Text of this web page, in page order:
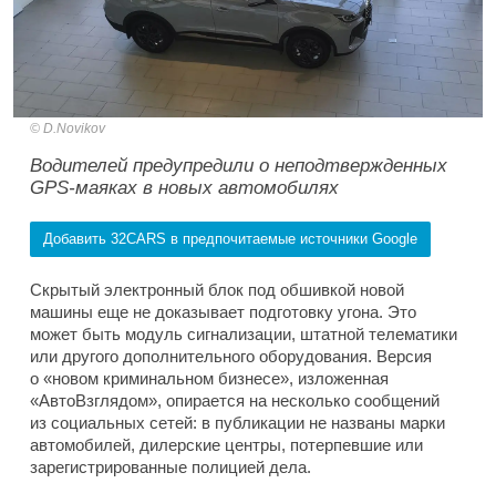
D.Novikov
Водителей предупредили о неподтвержденных
GPS-маяках в новых автомобилях
Добавить 32CARS в предпочитаемые источники Google
Скрытый электронный блок под обшивкой новой
машины еще не доказывает подготовку угона. Это
может быть модуль сигнализации, штатной телематики
или другого дополнительного оборудования. Версия
о «новом криминальном бизнесе», изложенная
«АвтоВзглядом», опирается на несколько сообщений
из социальных сетей: в публикации не названы марки
автомобилей, дилерские центры, потерпевшие или
зарегистрированные полицией дела.